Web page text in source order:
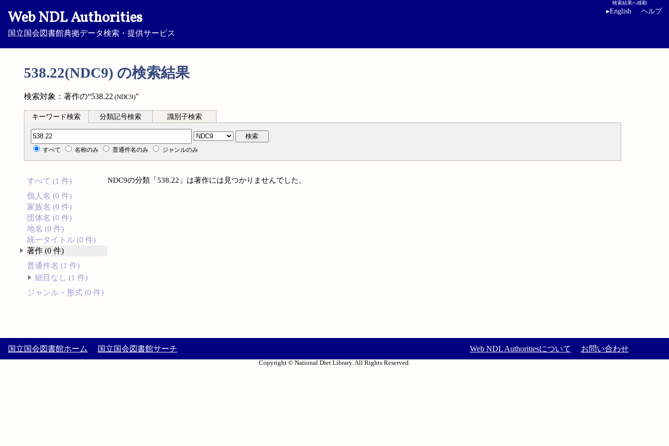
Web NDL Authorities
国立国会図書館典拠データ検索・提供サービス
検索結果へ移動
▸English ヘルプ
538.22(NDC9) の検索結果
検索対象：著作の“538.22 (NDC9)”
キーワード検索 分類記号検索 識別子検索
分類記号検索 検索
すべて 名称のみ 普通件名のみ ジャンルのみ
すべて (1 件)
個人名 (0 件)
家族名 (0 件)
団体名 (0 件)
地名 (0 件)
統一タイトル (0 件)
著作 (0 件)
普通件名 (1 件)
細目なし (1 件)
ジャンル・形式 (0 件)
NDC9の分類「538.22」は著作には見つかりませんでした。
国立国会図書館ホーム 国立国会図書館サーチ Web NDL Authoritiesについて お問い合わせ
Copyright © National Diet Library. All Rights Reserved.